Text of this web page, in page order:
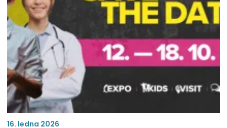
16. ledna 2026